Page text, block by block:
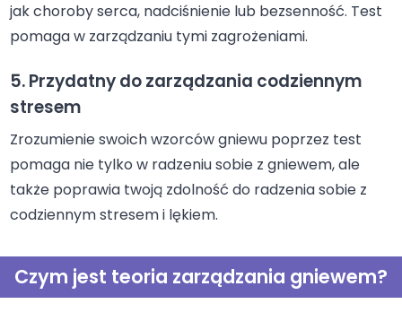
jak choroby serca, nadciśnienie lub bezsenność. Test
pomaga w zarządzaniu tymi zagrożeniami.
5. Przydatny do zarządzania codziennym
stresem
Zrozumienie swoich wzorców gniewu poprzez test
pomaga nie tylko w radzeniu sobie z gniewem, ale
także poprawia twoją zdolność do radzenia sobie z
codziennym stresem i lękiem.
Czym jest teoria zarządzania gniewem?